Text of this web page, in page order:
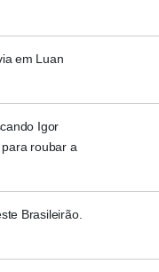
em Luan
Igor
roubar a
Brasileirão.